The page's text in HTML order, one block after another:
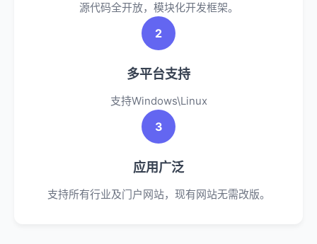
源代码全开放，模块化开发框架。
2
多平台支持
支持Windows\Linux
3
应用广泛
支持所有行业及门户网站，现有网站无需改版。